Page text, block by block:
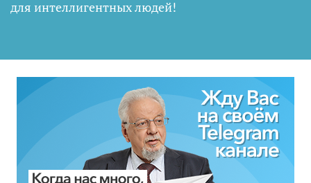
для интеллигентных людей!